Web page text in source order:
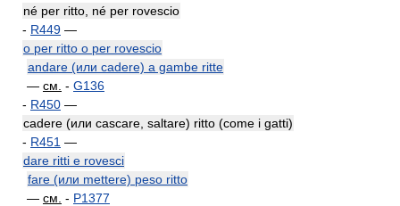
né per ritto, né per rovescio
- R449 —
o per ritto o per rovescio
andare (или cadere) a gambe ritte
— см. - G136
- R450 —
cadere (или cascare, saltare) ritto (come i gatti)
- R451 —
dare ritti e rovesci
fare (или mettere) peso ritto
— см. - P1377